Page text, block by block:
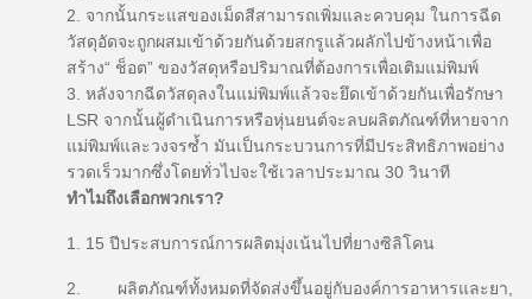
2. จากนั้นกระแสของเม็ดสีสามารถเพิ่มและควบคุม ในการฉีด
วัสดุอัดจะถูกผสมเข้าด้วยกันด้วยสกรูแล้วผลักไปข้างหน้าเพื่อ
สร้าง“ ช็อต” ของวัสดุหรือปริมาณที่ต้องการเพื่อเติมแม่พิมพ์
3. หลังจากฉีดวัสดุลงในแม่พิมพ์แล้วจะยึดเข้าด้วยกันเพื่อรักษา
LSR จากนั้นผู้ดำเนินการหรือหุ่นยนต์จะลบผลิตภัณฑ์ที่หายจาก
แม่พิมพ์และวงจรซ้ำ มันเป็นกระบวนการที่มีประสิทธิภาพอย่าง
รวดเร็วมากซึ่งโดยทั่วไปจะใช้เวลาประมาณ 30 วินาที
ทำไมถึงเลือกพวกเรา?
1. 15 ปีประสบการณ์การผลิตมุ่งเน้นไปที่ยางซิลิโคน
2. ผลิตภัณฑ์ทั้งหมดที่จัดส่งขึ้นอยู่กับองค์การอาหารและยา,